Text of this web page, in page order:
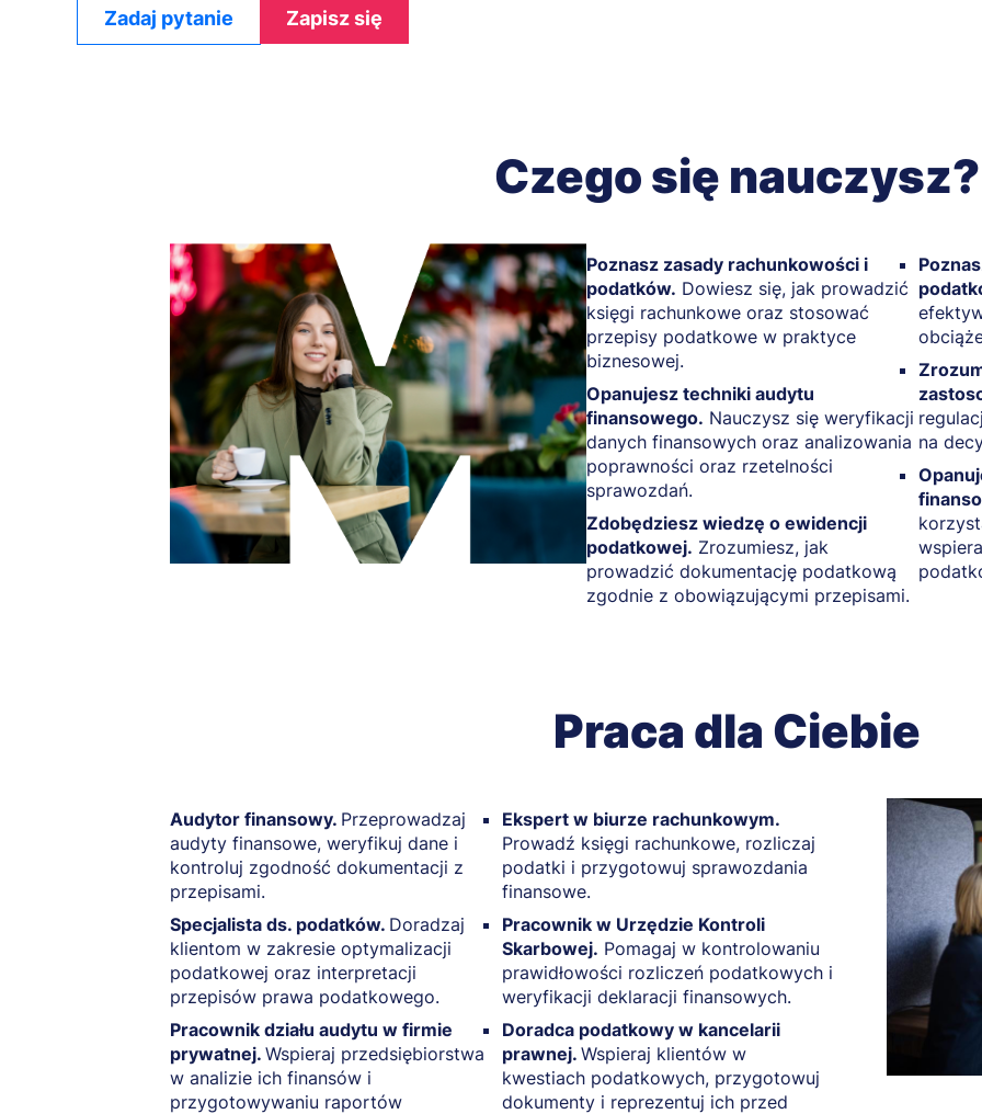
Zadaj pytanie Zapisz się
Czego się nauczysz?
Poznasz zasady rachunkowości i
podatków. Dowiesz się, jak prowadzić
księgi rachunkowe oraz stosować
przepisy podatkowe w praktyce
biznesowej.
Opanujesz techniki audytu
finansowego. Nauczysz się weryfikacji
danych finansowych oraz analizowania
poprawności oraz rzetelności
sprawozdań.
Zdobędziesz wiedzę o ewidencji
podatkowej. Zrozumiesz, jak
prowadzić dokumentację podatkową
zgodnie z obowiązującymi przepisami.
na
Praca dla Ciebie
Audytor finansowy. Przeprowadzaj
audyty finansowe, weryfikuj dane i
kontroluj zgodność dokumentacji z
przepisami.
Specjalista ds. podatków. Doradzaj
klientom w zakresie optymalizacji
podatkowej oraz interpretacji
przepisów prawa podatkowego.
Pracownik działu audytu w firmie
prywatnej. Wspieraj przedsiębiorstwa
w analizie ich finansów i
przygotowywaniu raportów
Ekspert w biurze rachunkowym.
Prowadź księgi rachunkowe, rozliczaj
podatki i przygotowuj sprawozdania
finansowe.
Pracownik w Urzędzie Kontroli
Skarbowej. Pomagaj w kontrolowaniu
prawidłowości rozliczeń podatkowych i
weryfikacji deklaracji finansowych.
Doradca podatkowy w kancelarii
prawnej. Wspieraj klientów w
kwestiach podatkowych, przygotowuj
dokumenty i reprezentuj ich przed